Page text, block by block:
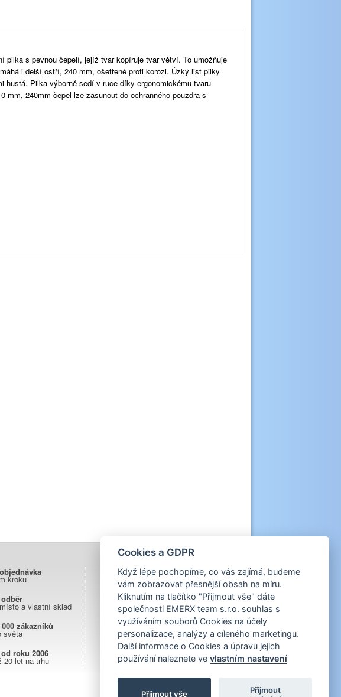
pilka s pevnou čepelí, jejíž tvar kopíruje tvar větví. To umožňuje
i delší ostří, 240 mm, ošetřené proti korozi. Úzký list pilky
hustá. Pilka výborně sedí v ruce díky ergonomickému tvaru
240mm čepel lze zasunout do ochranného pouzdra s
kroku
a vlastní sklad
zákazníků
světa
roku 2006
20 let na trhu
Cookies a GDPR
Když lépe pochopíme, co vás zajímá, budeme
vám zobrazovat přesnější obsah na míru.
Kliknutím na tlačítko "Přijmout vše" dáte
společnosti EMERX team s.r.o. souhlas s
využíváním souborů Cookies na účely
personalizace, analýzy a cíleného marketingu.
Další informace o Cookies a úpravu jejich
používání naleznete ve vlastním nastavení
Přijmout vše
Přijmout